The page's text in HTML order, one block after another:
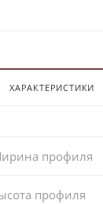
ХАРАКТЕРИСТИКИ
профиля
профиля